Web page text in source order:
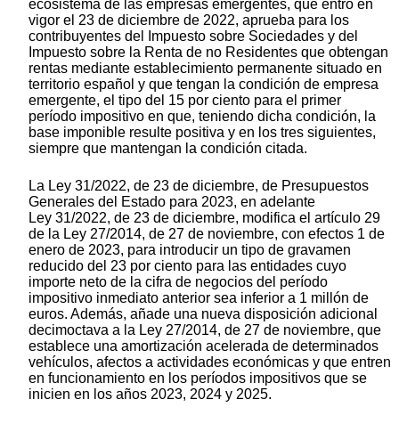
ecosistema de las empresas emergentes, que entró en
vigor el 23 de diciembre de 2022, aprueba para los
contribuyentes del Impuesto sobre Sociedades y del
Impuesto sobre la Renta de no Residentes que obtengan
rentas mediante establecimiento permanente situado en
territorio español y que tengan la condición de empresa
emergente, el tipo del 15 por ciento para el primer
período impositivo en que, teniendo dicha condición, la
base imponible resulte positiva y en los tres siguientes,
siempre que mantengan la condición citada.
La Ley 31/2022, de 23 de diciembre, de Presupuestos
Generales del Estado para 2023, en adelante
Ley 31/2022, de 23 de diciembre, modifica el artículo 29
de la Ley 27/2014, de 27 de noviembre, con efectos 1 de
enero de 2023, para introducir un tipo de gravamen
reducido del 23 por ciento para las entidades cuyo
importe neto de la cifra de negocios del período
impositivo inmediato anterior sea inferior a 1 millón de
euros. Además, añade una nueva disposición adicional
decimoctava a la Ley 27/2014, de 27 de noviembre, que
establece una amortización acelerada de determinados
vehículos, afectos a actividades económicas y que entren
en funcionamiento en los períodos impositivos que se
inicien en los años 2023, 2024 y 2025.